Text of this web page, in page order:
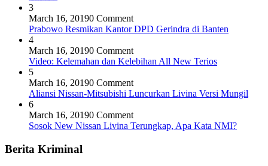
3
March 16, 20190 Comment
Prabowo Resmikan Kantor DPD Gerindra di Banten
4
March 16, 20190 Comment
Video: Kelemahan dan Kelebihan All New Terios
5
March 16, 20190 Comment
Aliansi Nissan-Mitsubishi Luncurkan Livina Versi Mungil
6
March 16, 20190 Comment
Sosok New Nissan Livina Terungkap, Apa Kata NMI?
Berita Kriminal